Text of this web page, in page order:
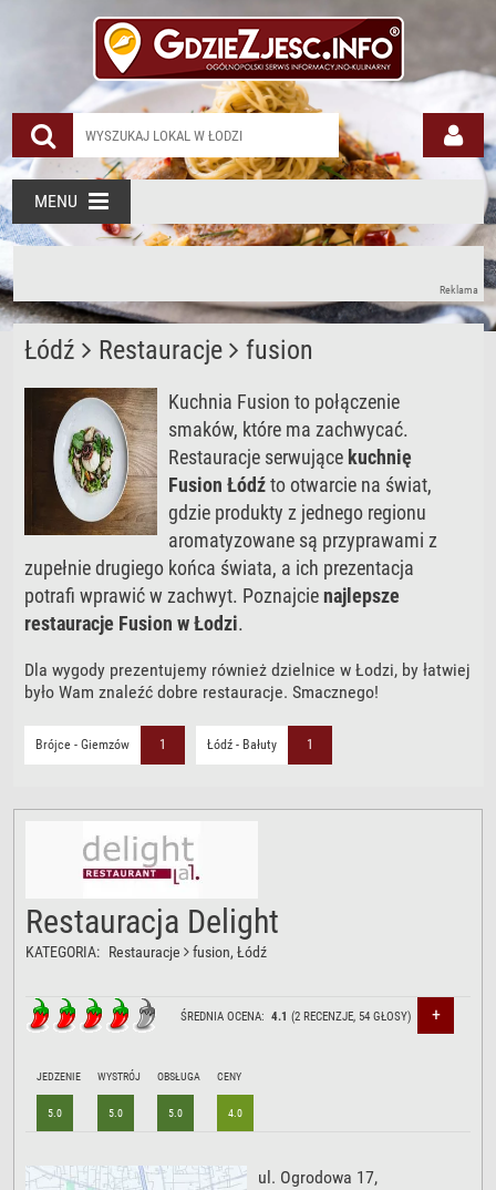
MENU
Reklama
Łódź Restauracje fusion
Kuchnia Fusion to połączenie
smaków, które ma zachwycać.
Restauracje serwujące kuchnię
Fusion Łódźto otwarcie na świat,
gdzie produkty z jednego regionu
aromatyzowane są przyprawami z
zupełnie drugiego końca świata, a ich prezentacja
potrafi wprawić w zachwyt. Poznajcienajlepsze
restauracje Fusion w Łodzi.
Dla wygody prezentujemy również dzielnice w Łodzi, by łatwiej
było Wam znaleźć dobre restauracje. Smacznego!
Brójce - Giemzów 1 Łódź - Bałuty 1
Restauracja Delight
KATEGORIA: Restauracje fusion, Łódź
ŚREDNIA OCENA:4.1 (2 RECENZJE, 54 GŁOSY) +
JEDZENIE
5.0
WYSTRÓJ
5.0
OBSŁUGA
5.0
CENY
4.0
ul. Ogrodowa 17,